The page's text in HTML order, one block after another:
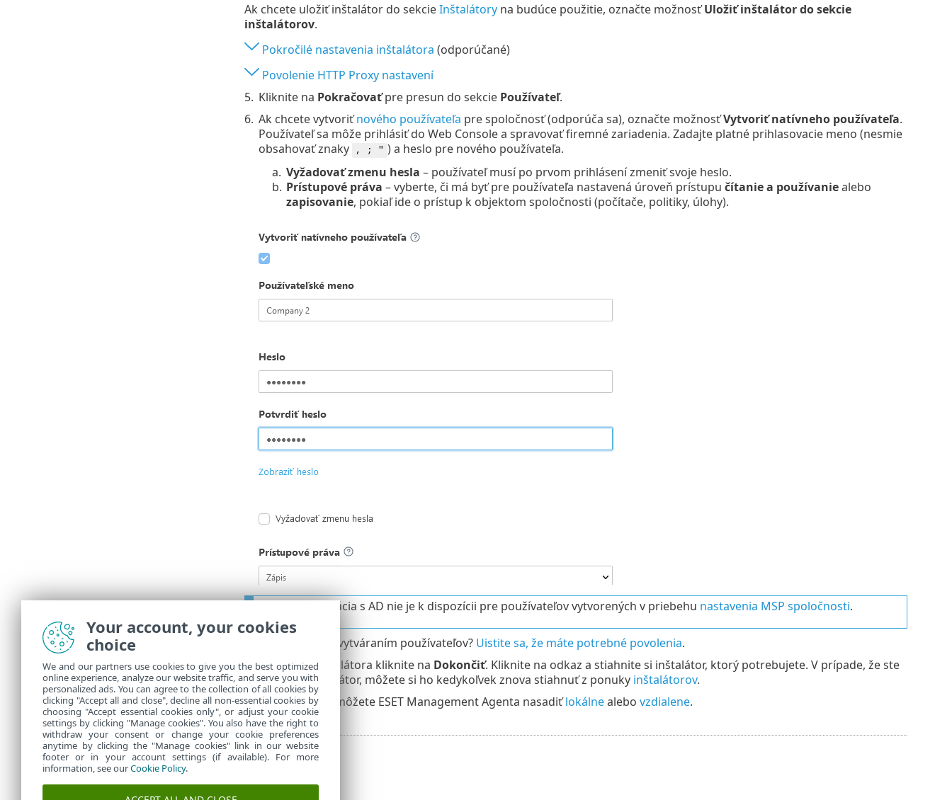
Ak chcete uložiť inštalátor do sekcieInštalátoryna budúce použitie, označte možnosťUložiť inštalátor do sekcie
inštalátorov.
Pokročilé nastavenia inštalátora (odporúčané)
Povolenie HTTP Proxy nastavení
5. Kliknite na Pokračovaťpre presun do sekcie Používateľ.
6. Ak chcete vytvoriťnového používateľa pre spoločnosť (odporúča sa), označte možnosťVytvoriť natívneho používateľa.
Používateľ sa môže prihlásiť do Web Console a spravovať firemné zariadenia. Zadajte platné prihlasovacie meno (nesmie
obsahovať znaky
, ; " ) a heslo pre nového používateľa.
a. Vyžadovať zmenu hesla – používateľ musí po prvom prihlásení zmeniť svoje heslo.
b. Prístupové práva – vyberte, či má byť pre používateľa nastavená úroveň prístupu čítanie a používaniealebo
zapisovanie, pokiaľ ide o prístup k objektom spoločnosti (počítače, politiky, úlohy).
Synchronizácia s AD nie je k dispozícii pre používateľov vytvorených v priebehu nastavenia MSP spoločnosti.
Máte problémy s vytváraním používateľov? Uistite sa, že máte potrebné povolenia.
Pre prípravu inštalátora kliknite na Dokončiť. Kliknite na odkaz a stiahnite si inštalátor, ktorý potrebujete. V prípade, že ste
zvolili uložiť inštalátor, môžete si ho kedykoľvek znova stiahnuť z ponuky inštalátorov.
Prečítajte si, ako môžete ESET Management Agenta nasadiťlokálnealebo vzdialene.
Your account, your cookies
choice
We and our partners use cookies to give you the best optimized
online experience, analyze our website traffic, and serve you with
personalized ads. You can agree to the collection of all cookies by
clicking "Accept all and close", decline all non-essential cookies by
choosing "Accept essential cookies only", or adjust your cookie
settings by clicking "Manage cookies". You also have the right to
withdraw your consent or change your cookie preferences
anytime by clicking the "Manage cookies" link in our website
footer or in your account settings (if available). For more
information, see ourCookie Policy.